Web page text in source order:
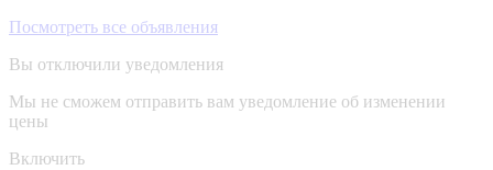
Посмотреть все объявления
Вы отключили уведомления
Мы не сможем отправить вам уведомление об изменении
цены
Включить